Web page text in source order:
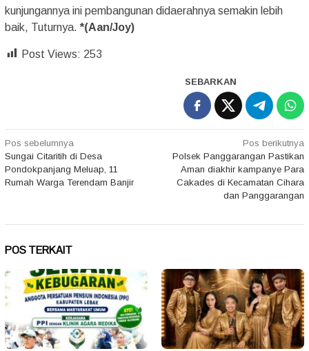
kunjungannya ini pembangunan didaerahnya semakin lebih
baik, Tuturnya.*(Aan/Joy)
Post Views: 253
SEBARKAN
Navigasi
pos
Pos sebelumnya
Sungai Citaritih di Desa
Pondokpanjang Meluap, 11
Rumah Warga Terendam Banjir
Pos berikutnya
Polsek Panggarangan Pastikan
Aman diakhir kampanye Para
Cakades di Kecamatan Cihara
dan Panggarangan
POS TERKAIT